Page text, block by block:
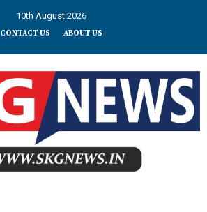
10th August 2026
CONTACT US ABOUT US